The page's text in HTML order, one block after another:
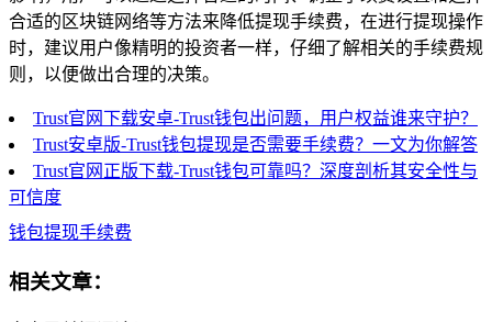
合适的区块链网络等方法来降低提现手续费，在进行提现操作
时，建议用户像精明的投资者一样，仔细了解相关的手续费规
则，以便做出合理的决策。
Trust官网下载安卓-Trust钱包出问题，用户权益谁来守护？
Trust安卓版-Trust钱包提现是否需要手续费？一文为你解答
Trust官网正版下载-Trust钱包可靠吗？深度剖析其安全性与
可信度
钱包提现手续费
相关文章：